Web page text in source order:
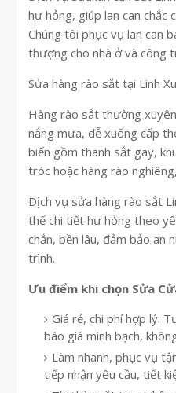
hư hỏng, giúp lan can chắc
Chúng tôi phục vụ lan can
thượng cho nhà ở và công
Sửa hàng rào sắt tại Linh
Hàng rào sắt thường
nắng mưa, dễ xuống cấp
biến gồm thanh sắt gãy,
tróc hoặc hàng rào
Dịch vụ sửa hàng rào sắt
thế chi tiết hư hỏng theo
chắn, bền lâu, đảm bảo an
trình.
Ưu điểm khi chọn Sửa
Giá rẻ, chi phí hợp lý:
báo giá minh bạch,
Làm nhanh, phục vụ
tiếp nhận yêu cầu, tiết